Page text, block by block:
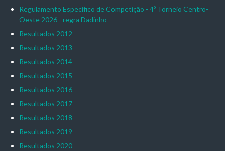
Regulamento Específico de Competição - 4º Torneio Centro-
Oeste 2026 - regra Dadinho
Resultados 2012
Resultados 2013
Resultados 2014
Resultados 2015
Resultados 2016
Resultados 2017
Resultados 2018
Resultados 2019
Resultados 2020